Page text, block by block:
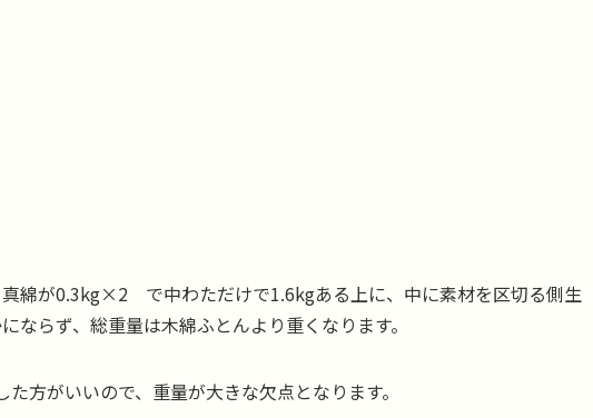
綿が0.3kg×2 で中わただけで1.6kgある上に、中に素材を区切る側生
ならず、総重量は木綿ふとんより重くなります。
方がいいので、重量が大きな欠点となります。